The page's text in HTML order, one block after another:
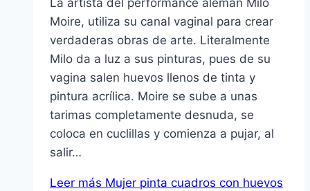
La artista del performance alemán Milo
Moire, utiliza su canal vaginal para crear
verdaderas obras de arte. Literalmente
Milo da a luz a sus pinturas, pues de su
vagina salen huevos llenos de tinta y
pintura acrílica. Moire se sube a unas
tarimas completamente desnuda, se
coloca en cuclillas y comienza a pujar, al
salir…
Leer más Mujer pinta cuadros con huevos